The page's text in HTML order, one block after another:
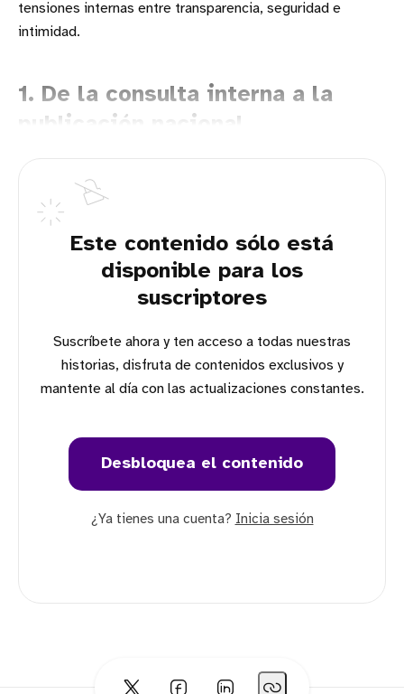
tensiones internas entre transparencia, seguridad e
intimidad.
1. De la consulta interna a la
publicación nacional
Este contenido sólo está
disponible para los
suscriptores
Suscríbete ahora y ten acceso a todas nuestras
historias, disfruta de contenidos exclusivos y
mantente al día con las actualizaciones constantes.
Desbloquea el contenido
¿Ya tienes una cuenta? Inicia sesión